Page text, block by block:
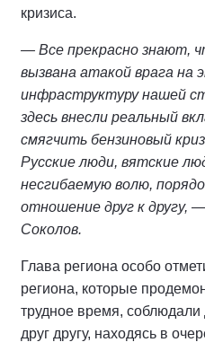
кризиса.
— Все прекрасно знают,
вызвана атакой врага на
инфраструктуру нашей
здесь внесли реальный
смягчить бензиновый
Русские люди, вятские
несгибаемую волю,
отношение друг к другу,
Соколов.
Глава региона особо
региона, которые
трудное время,
друг другу, находясь в